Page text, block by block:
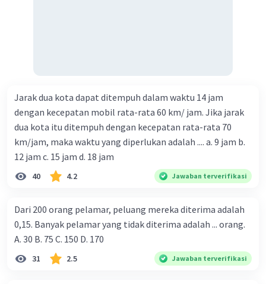
Jarak dua kota dapat ditempuh dalam waktu 14 jam
dengan kecepatan mobil rata-rata 60 km/ jam. Jika jarak
dua kota itu ditempuh dengan kecepatan rata-rata 70
km/jam, maka waktu yang diperlukan adalah .... a. 9 jam b.
12 jam c. 15 jam d. 18 jam
40 4.2 Jawaban terverifikasi
Dari 200 orang pelamar, peluang mereka diterima adalah
0,15. Banyak pelamar yang tidak diterima adalah ... orang.
A. 30 B. 75 C. 150 D. 170
31 2.5 Jawaban terverifikasi